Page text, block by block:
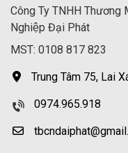
Công Ty TNHH Thương
Nghiệp Đại Phát
MST: 0108 817 823
Trung Tâm 75, Lai
0974.965.918